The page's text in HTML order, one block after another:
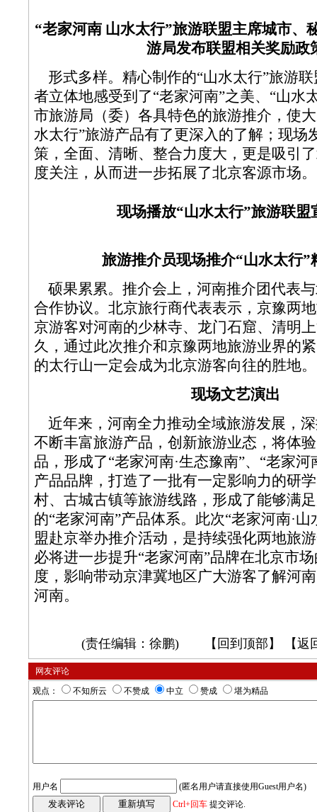
“老家河南 山水太行”旅游联盟主席城市、
游局发布联盟相关奖励政
形式多样。精心制作的“山水太行”旅游
者立体地感受到了“老家河南”之美、“山水
市旅游局（委）各具特色的旅游推介，使
水太行”旅游产品有了更深入的了解；现场
策，全面、清晰、整合力度大，更是吸引
度关注，从而进一步拓展了北京客源市场。
现场播放“山水太行”旅游联盟
旅游推介员现场推介“山水太行
硕果累累。推介会上，河南推介团代表
合作协议。北京旅行商代表表示，京豫两
京游客对河南的少林寺、龙门石窟、清明
久，通过此次推介和京豫两地旅游业界的
的太行山一定会成为北京游客向往的胜地。
现场文艺演出
近年来，河南全力推动全域旅游发展，
不断丰富旅游产品，创新旅游业态，将体
品，形成了“老家河南·生态豫南”、“老家河
产品品牌，打造了一批有一定影响力的研
村、古城古镇等旅游线路，形成了能够满
的“老家河南”产品体系。此次“老家河南·
盟赴京举办推介活动，是持续强化两地旅
必将进一步提升“老家河南”品牌在北京市
度，影响带动京津冀地区广大游客了解河
河南。
(责任编辑：徐鹏) 【 回到顶部 】 【返
网友评论
观点：
不知所云 不赞成 中立 赞成 堪为精品
用户名
(匿名用户请直接使用Guest用户名)
Ctrl+回车 提交评论.